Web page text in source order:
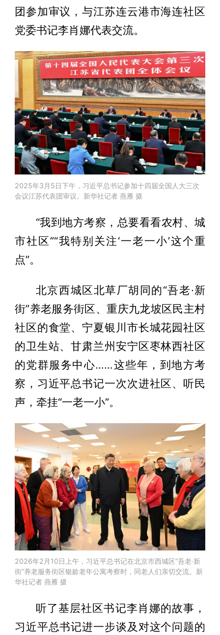
团参加审议，与江苏连云港市海连社区
党委书记李肖娜代表交流。
2025年3月5日下午，习近平总书记参加十四届全国人大三次
会议江苏代表团审议。新华社记者 燕雁 摄
“我到地方考察，总要看看农村、城
市社区”“我特别关注‘一老一小’这个重
点”。
北京西城区北草厂胡同的“吾老·新
街”养老服务街区、重庆九龙坡区民主村
社区的食堂、宁夏银川市长城花园社区
的卫生站、甘肃兰州安宁区枣林西社区
的党群服务中心……这些年，到地方考
察，习近平总书记一次次进社区、听民
声，牵挂“一老一小”。
2026年2月10日上午，习近平总书记在北京市西城区“吾老·新
街”养老服务街区银龄老年公寓考察时，同老人们亲切交流。新
华社记者 燕雁 摄
听了基层社区书记李肖娜的故事，
习近平总书记进一步谈及对这个问题的